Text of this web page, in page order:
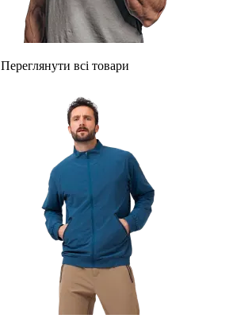
Переглянути всі товари